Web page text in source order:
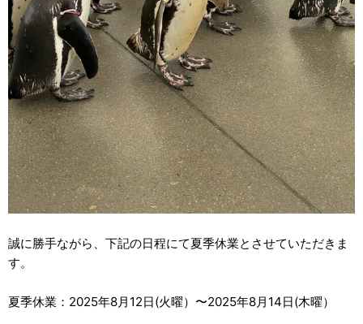
誠に勝手ながら、下記の日程にて夏季休業とさせていただきま
す。
夏季休業：2025年8月12日(火曜）〜2025年8月14日(木曜）